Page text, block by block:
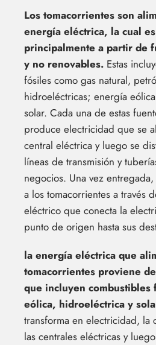
Los tomacorrientes son
energía eléctrica, la cual
principalmente a partir de
y no renovables. Estas
fósiles como gas natural,
hidroeléctricas; energía
solar. Cada una de estas
produce electricidad que se
central eléctrica y luego se
líneas de transmisión y
negocios. Una vez
a los tomacorrientes a través
eléctrico que conecta la
punto de origen hasta sus
la energía eléctrica que
tomacorrientes proviene
que incluyen
eólica, hidroeléctrica y
transforma en electricidad, la
las centrales eléctricas y